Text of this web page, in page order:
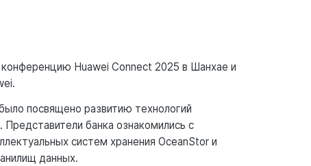
Huawei Connect 2025 в Шанхае и
посвящено развитию технологий
Представители банка ознакомились с
систем хранения OceanStor и
данных.